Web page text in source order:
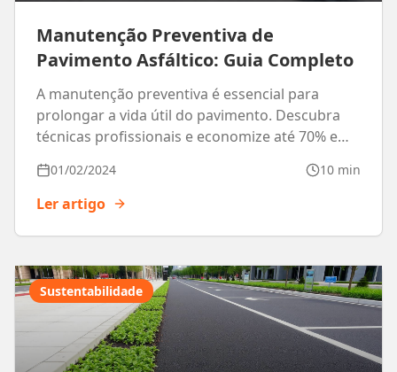
Manutenção Preventiva de
Pavimento Asfáltico: Guia Completo
A manutenção preventiva é essencial para
prolongar a vida útil do pavimento. Descubra
técnicas profissionais e economize até 70% em
01/02/2024 10 min
Ler artigo
Sustentabilidade